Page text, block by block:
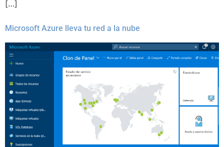
[…]
Microsoft Azure lleva tu red a la nube